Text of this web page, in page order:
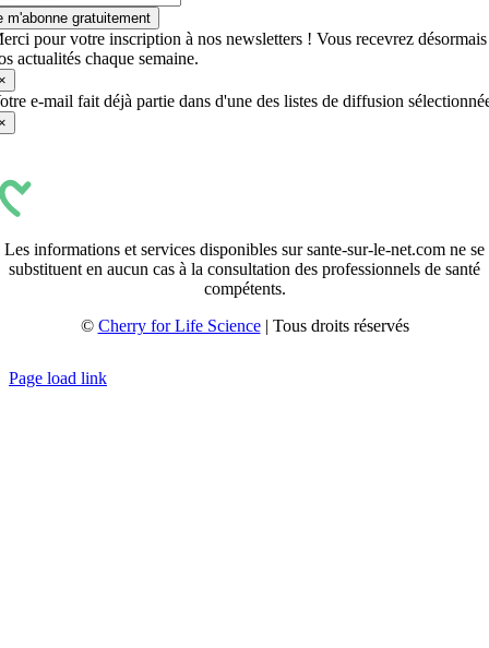
m'abonne gratuitement
pour votre inscription à nos newsletters ! Vous recevrez désormais
actualités chaque semaine.
e-mail fait déjà partie dans d'une des listes de diffusion
Les informations et services disponibles sur sante-sur-le-net.com ne se
substituent en aucun cas à la consultation des professionnels de santé
compétents.
© Cherry for Life Science| Tous droits réservés
Page load link